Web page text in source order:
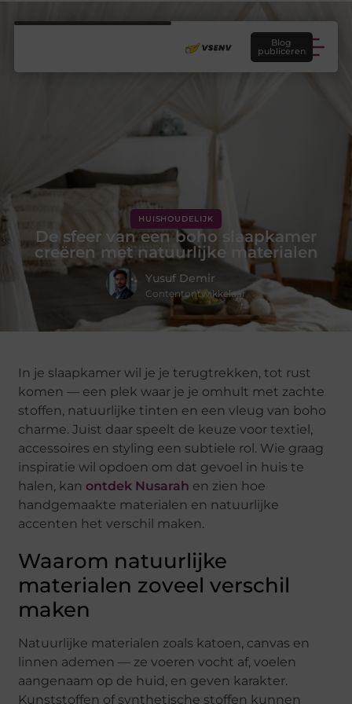
Blog
publiceren
HUISHOUDELIJK
De sfeer van een boho slaapkamer
creëren met natuurlijke materialen
Yusuf Demir
Contentontwikkelaar
In je slaapkamer wil je je terugtrekken, tot rust
komen — een plek waar je je omhult met zachte
stoffen, natuurlijke tinten en een vleug van boho
charme. Juist daar speelt de keuze voor textiel,
accessoires en styling een subtiele rol. Wie graag
inspiratie wil opdoen om dat gevoel in huis te
halen, kan ontdek Nusarah en zien hoe
handgemaakte materialen en natuurlijke
accenten het verschil maken.
Waarom natuurlijke
materialen zoveel verschil
maken
Natuurlijke materialen zoals katoen, canvas en
linnen ademen — ze voeren vocht af, voelen
aangenaam op de huid, en geven karakter.
Kunststoffen of synthetische stoffen kunnen